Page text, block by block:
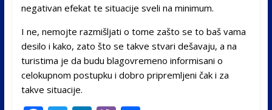
negativan efekat te situacije sveli na minimum.
I ne, nemojte razmišljati o tome zašto se to baš vama
desilo i kako, zato što se takve stvari dešavaju, a na
turistima je da budu blagovremeno informisani o
celokupnom postupku i dobro pripremljeni čak i za
takve situacije.